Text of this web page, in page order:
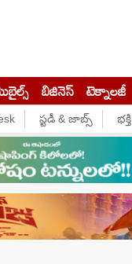
బిజినెస్‌ టెక్నాలజీ
స్టడీ & జాబ్స్ భక్తి